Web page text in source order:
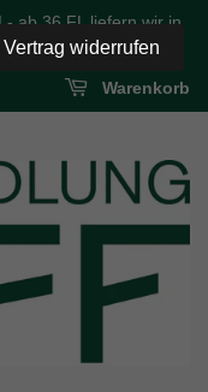
ab 36 FL liefern wir in
Warenkorb
Vertrag widerrufen